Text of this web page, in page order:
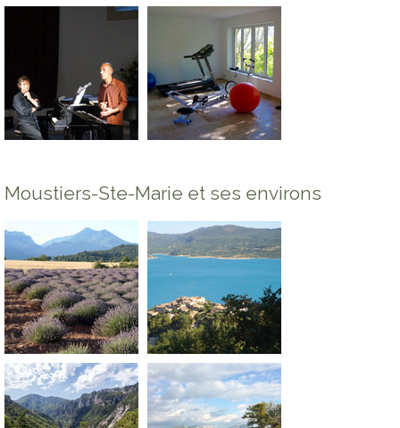
Moustiers-Ste-Marie et ses environs